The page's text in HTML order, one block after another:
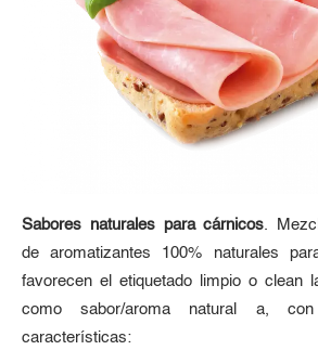
Sabores naturales para cárnicos.
de aromatizantes 100% naturales
favorecen el etiquetado limpio o clean
como sabor/aroma natural a,
características: